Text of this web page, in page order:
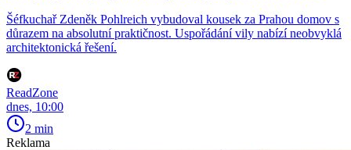
Šéfkuchař Zdeněk Pohlreich vybudoval kousek za Prahou domov s
důrazem na absolutní praktičnost. Uspořádání vily nabízí neobvyklá
architektonická řešení.
ReadZone
dnes, 10:00
2 min
Reklama